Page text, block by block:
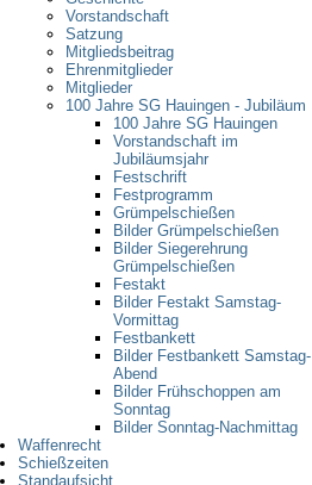
Vorstandschaft
Satzung
Mitgliedsbeitrag
Ehrenmitglieder
Mitglieder
100 Jahre SG Hauingen - Jubiläum
100 Jahre SG Hauingen
Vorstandschaft im
Jubiläumsjahr
Festschrift
Festprogramm
Grümpelschießen
Bilder Grümpelschießen
Bilder Siegerehrung
Grümpelschießen
Festakt
Bilder Festakt Samstag-
Vormittag
Festbankett
Bilder Festbankett Samstag-
Abend
Bilder Frühschoppen am
Sonntag
Bilder Sonntag-Nachmittag
Waffenrecht
Schießzeiten
Standaufsicht